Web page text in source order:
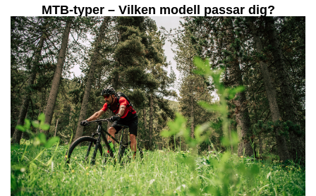
MTB-typer – Vilken modell passar dig?